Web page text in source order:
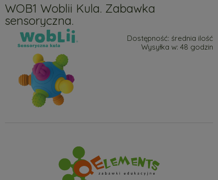
WOB1 Woblii Kula. Zabawka
sensoryczna.
Dostępność: średnia ilość
Wysyłka w: 48 godzin